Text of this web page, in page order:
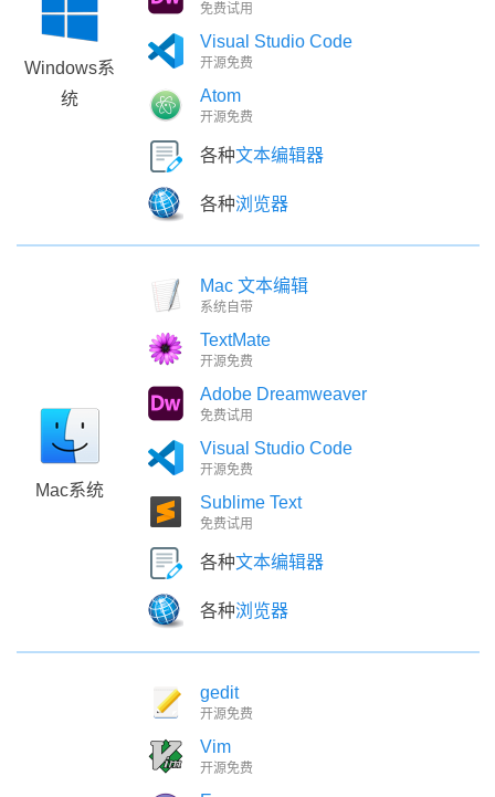
Windows系
统
免费试用
Visual Studio Code
开源免费
Atom
开源免费
各种文本编辑器
各种浏览器
Mac系统
Mac 文本编辑
系统自带
TextMate
开源免费
Adobe Dreamweaver
免费试用
Visual Studio Code
开源免费
Sublime Text
免费试用
各种文本编辑器
各种浏览器
gedit
开源免费
Vim
开源免费